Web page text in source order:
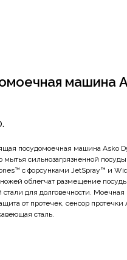
машина
посудомоечная машина Asko
мытья сильнозагрязненной
c форсунками JetSpray™ и
ножей облегчат размещение
стали для долговечности.
от протечек, сенсор
сталь.